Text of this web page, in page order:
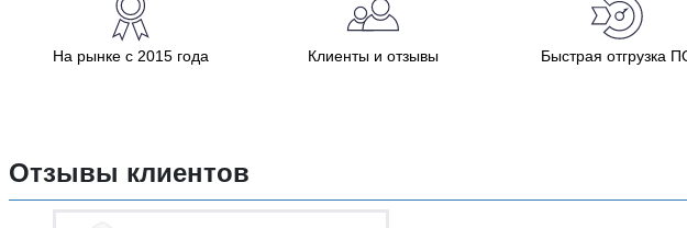
На рынке с 2015 года Клиенты и отзывы Быстрая отгрузка
Отзывы клиентов